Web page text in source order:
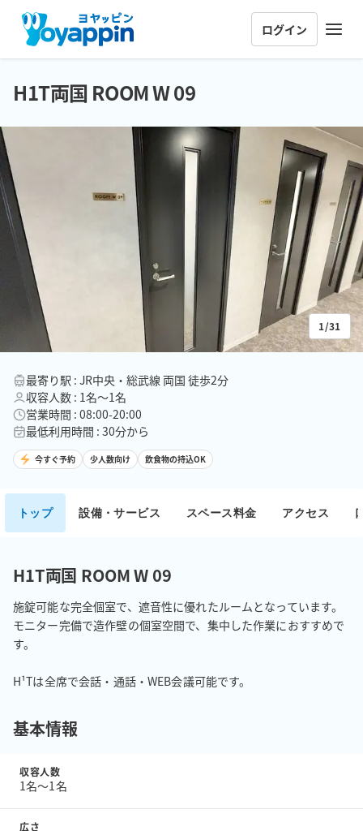
ログイン
1/31
最寄り駅 : JR中央・総武線 両国 徒歩2分
収容人数 : 1名〜1名
営業時間 : 08:00-20:00
最低利用時間 : 30分から
今すぐ予約 少人数向け 飲食物の持込OK
H1T両国 ROOM W 09
トップ 設備・サービス スペース料金 アクセス
H1T両国 ROOM W 09
施錠可能な完全個室で、遮音性に優れたルームとなっています。
モニター完備で造作壁の個室空間で、集中した作業におすすめで
す。
H¹Tは全席で会話・通話・WEB会議可能です。
基本情報
収容人数
1名〜1名
広さ